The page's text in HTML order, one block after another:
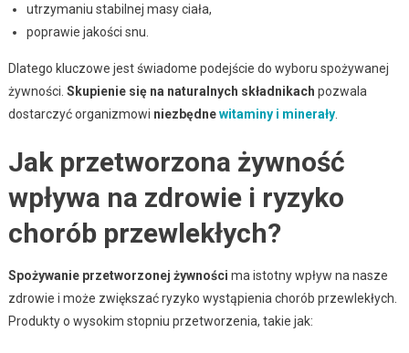
utrzymaniu stabilnej masy ciała,
poprawie jakości snu.
Dlatego kluczowe jest świadome podejście do wyboru spożywanej
żywności. Skupienie się na naturalnych składnikach pozwala
dostarczyć organizmowi niezbędnewitaminy i minerały.
Jak przetworzona żywność
wpływa na zdrowie i ryzyko
chorób przewlekłych?
Spożywanie przetworzonej żywności ma istotny wpływ na nasze
zdrowie i może zwiększać ryzyko wystąpienia chorób przewlekłych.
Produkty o wysokim stopniu przetworzenia, takie jak: